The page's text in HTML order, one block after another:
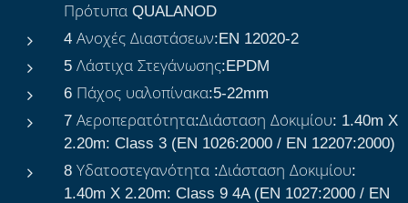
Πρότυπα QUALANOD
4 Ανοχές Διαστάσεων:EN 12020-2
5 Λάστιχα Στεγάνωσης:EPDM
6 Πάχος υαλοπίνακα:5-22mm
7 Αεροπερατότητα:Διάσταση Δοκιμίου: 1.40m X
2.20m: Class 3 (EN 1026:2000 / EN 12207:2000)
8 Υδατοστεγανότητα :Διάσταση Δοκιμίου:
1.40m X 2.20m: Class 9 4A (EN 1027:2000 / EN